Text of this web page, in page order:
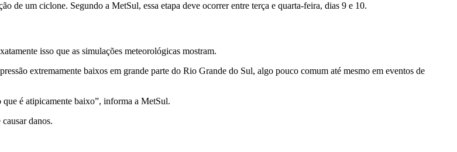
de um ciclone. Segundo a MetSul, essa etapa deve ocorrer entre terça e quarta-feira, dias 9 e 10.
isso que as simulações meteorológicas mostram.
extremamente baixos em grande parte do Rio Grande do Sul, algo pouco comum até mesmo em eventos de
que é atipicamente baixo”, informa a MetSul.
danos.